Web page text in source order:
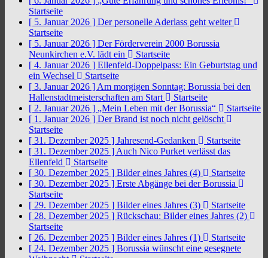
Startseite
[ 5. Januar 2026 ] Der personelle Aderlass geht weiter
Startseite
[ 5. Januar 2026 ] Der Förderverein 2000 Borussia
Neunkirchen e.V. lädt ein
Startseite
[ 4. Januar 2026 ] Ellenfeld-Doppelpass: Ein Geburtstag und
ein Wechsel
Startseite
[ 3. Januar 2026 ] Am morgigen Sonntag: Borussia bei den
Hallenstadtmeisterschaften am Start
Startseite
[ 2. Januar 2026 ] „Mein Leben mit der Borussia“
Startseite
[ 1. Januar 2026 ] Der Brand ist noch nicht gelöscht
Startseite
[ 31. Dezember 2025 ] Jahresend-Gedanken
Startseite
[ 31. Dezember 2025 ] Auch Nico Purket verlässt das
Ellenfeld
Startseite
[ 30. Dezember 2025 ] Bilder eines Jahres (4)
Startseite
[ 30. Dezember 2025 ] Erste Abgänge bei der Borussia
Startseite
[ 29. Dezember 2025 ] Bilder eines Jahres (3)
Startseite
[ 28. Dezember 2025 ] Rückschau: Bilder eines Jahres (2)
Startseite
[ 26. Dezember 2025 ] Bilder eines Jahres (1)
Startseite
[ 24. Dezember 2025 ] Borussia wünscht eine gesegnete